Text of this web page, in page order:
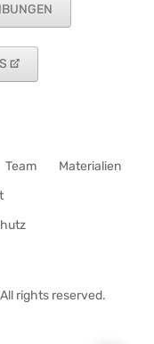
Team
Materialien
rights reserved.